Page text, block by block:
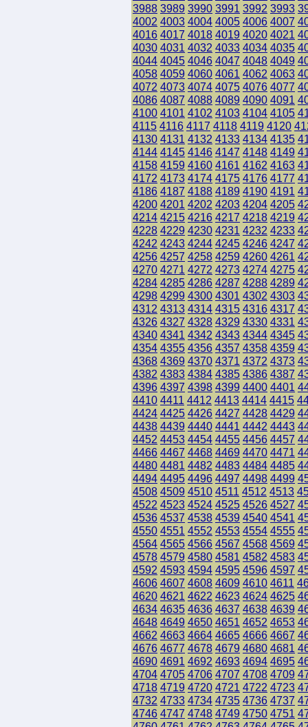
3988 3989 3990 3991 3992 3993
4002 4003 4004 4005 4006 4007
4016 4017 4018 4019 4020 4021
4030 4031 4032 4033 4034 4035
4044 4045 4046 4047 4048 4049
4058 4059 4060 4061 4062 4063
4072 4073 4074 4075 4076 4077
4086 4087 4088 4089 4090 4091
4100 4101 4102 4103 4104 4105
4115 4116 4117 4118 4119 4120
4130 4131 4132 4133 4134 4135
4144 4145 4146 4147 4148 4149
4158 4159 4160 4161 4162 4163
4172 4173 4174 4175 4176 4177
4186 4187 4188 4189 4190 4191
4200 4201 4202 4203 4204 4205
4214 4215 4216 4217 4218 4219
4228 4229 4230 4231 4232 4233
4242 4243 4244 4245 4246 4247
4256 4257 4258 4259 4260 4261
4270 4271 4272 4273 4274 4275
4284 4285 4286 4287 4288 4289
4298 4299 4300 4301 4302 4303
4312 4313 4314 4315 4316 4317
4326 4327 4328 4329 4330 4331
4340 4341 4342 4343 4344 4345
4354 4355 4356 4357 4358 4359
4368 4369 4370 4371 4372 4373
4382 4383 4384 4385 4386 4387
4396 4397 4398 4399 4400 4401
4410 4411 4412 4413 4414 4415
4424 4425 4426 4427 4428 4429
4438 4439 4440 4441 4442 4443
4452 4453 4454 4455 4456 4457
4466 4467 4468 4469 4470 4471
4480 4481 4482 4483 4484 4485
4494 4495 4496 4497 4498 4499
4508 4509 4510 4511 4512 4513
4522 4523 4524 4525 4526 4527
4536 4537 4538 4539 4540 4541
4550 4551 4552 4553 4554 4555
4564 4565 4566 4567 4568 4569
4578 4579 4580 4581 4582 4583
4592 4593 4594 4595 4596 4597
4606 4607 4608 4609 4610 4611
4620 4621 4622 4623 4624 4625
4634 4635 4636 4637 4638 4639
4648 4649 4650 4651 4652 4653
4662 4663 4664 4665 4666 4667
4676 4677 4678 4679 4680 4681
4690 4691 4692 4693 4694 4695
4704 4705 4706 4707 4708 4709
4718 4719 4720 4721 4722 4723
4732 4733 4734 4735 4736 4737
4746 4747 4748 4749 4750 4751